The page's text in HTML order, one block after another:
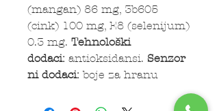
(mangan) 86 mg, 3b605
(cink) 100 mg, E8 (selenijum)
0.3 mg. Tehnološki
dodaci: antioksidansi. Senzor
ni dodaci: boje za hranu